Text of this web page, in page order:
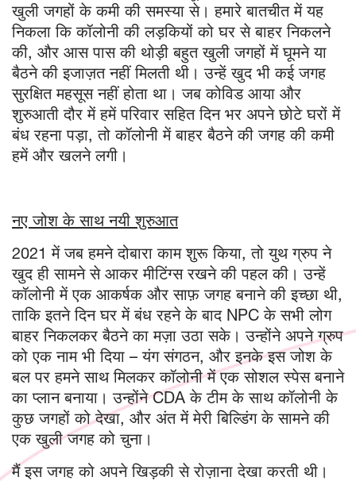
खुली जगहों के कमी की समस्या से। हमारे बातचीत में यह
निकला कि कॉलोनी की लड़कियों को घर से बाहर निकलने
की, और आस पास की थोड़ी बहुत खुली जगहों में घूमने या
बैठने की इजाज़त नहीं मिलती थी। उन्हें खुद भी कई जगह
सुरक्षित महसूस नहीं होता था। जब कोविड आया और
शुरुआती दौर में हमें परिवार सहित दिन भर अपने छोटे घरों में
बंध रहना पड़ा, तो कॉलोनी में बाहर बैठने की जगह की कमी
हमें और खलने लगी।
नए जोश के साथ नयी शुरुआत
2021 में जब हमने दोबारा काम शुरू किया, तो युथ ग्रुप ने
खुद ही सामने से आकर मीटिंग्स रखने की पहल की। उन्हें
कॉलोनी में एक आकर्षक और साफ़ जगह बनाने की इच्छा थी,
ताकि इतने दिन घर में बंध रहने के बाद NPC के सभी लोग
बाहर निकलकर बैठने का मज़ा उठा सके। उन्होंने अपने ग्रुप
को एक नाम भी दिया – यंग संगठन, और इनके इस जोश के
बल पर हमने साथ मिलकर कॉलोनी में एक सोशल स्पेस बनाने
का प्लान बनाया। उन्होंने CDA के टीम के साथ कॉलोनी के
कुछ जगहों को देखा, और अंत में मेरी बिल्डिंग के सामने की
एक खुली जगह को चुना।
मैं इस जगह को अपने खिड़की से रोज़ाना देखा करती थी।